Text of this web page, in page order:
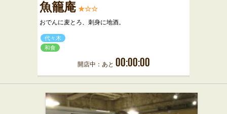
魚籠庵 ★☆☆
おでんに麦とろ、刺身に地酒。
代々木
和食
開店中：あと 00:00:00